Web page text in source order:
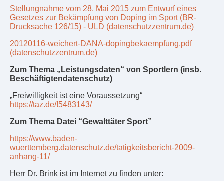
Stellungnahme vom 28. Mai 2015 zum Entwurf eines
Gesetzes zur Bekämpfung von Doping im Sport (BR-
Drucksache 126/15) - ULD (datenschutzzentrum.de)
20120116-weichert-DANA-dopingbekaempfung.pdf
(datenschutzzentrum.de)
Zum Thema „Leistungsdaten“ von Sportlern (insb.
Beschäftigtendatenschutz)
„Freiwilligkeit ist eine Voraussetzung“
https://taz.de/!5483143/
Zum Thema Datei “Gewalttäter Sport”
https://www.baden-
wuerttemberg.datenschutz.de/tatigkeitsbericht-2009-
anhang-11/
Herr Dr. Brink ist im Internet zu finden unter: